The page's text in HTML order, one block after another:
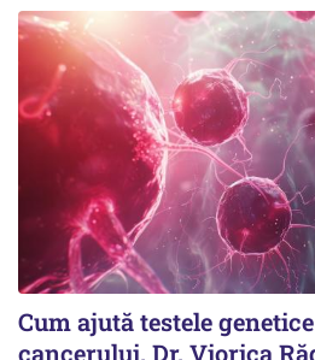
Cum ajută testele
cancerului. Dr. Viorica